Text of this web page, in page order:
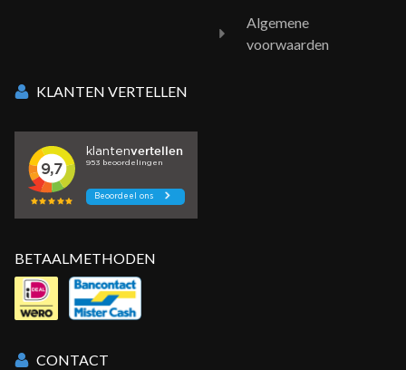
Algemene
voorwaarden
KLANTEN VERTELLEN
BETAALMETHODEN
CONTACT